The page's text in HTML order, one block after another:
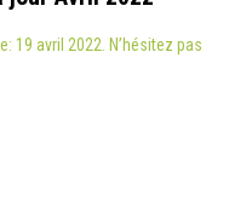
19 avril 2022. N’hésitez pas